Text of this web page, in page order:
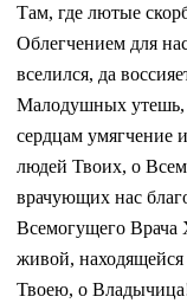
Там, где лютые
Облегчением для
вселился, да
Малодушных
сердцам умягчение
людей Твоих, о
врачующих нас
Всемогущего Врача
живой,
Твоею, о